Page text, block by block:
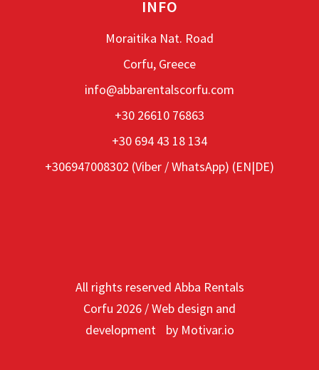
INFO
Moraitika Nat. Road
Corfu, Greece
info@abbarentalscorfu.com
+30 26610 76863
+30 694 43 18 134
+306947008302 (Viber /WhatsApp) (EN|DE)
All rights reserved Abba Rentals
Corfu 2026 /Web design and
development
by Motivar.io